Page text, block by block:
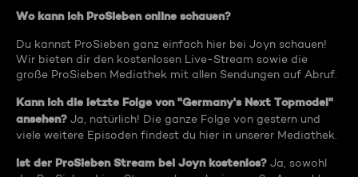
Wo kann ich ProSieben online schauen?
Du kannst ProSieben ganz einfach hier bei Joyn schauen!
Wir bieten dir den kostenlosen Live-Stream sowie die
große ProSieben Mediathek mit allen Sendungen auf Abruf.
Kann ich die letzte Folge von "Germany's Next Topmodel"
ansehen? Ja, natürlich! Die ganze Folge von gestern und
viele weitere Episoden findest du hier in unserer Mediathek.
Ist der ProSieben Stream bei Joyn kostenlos? Ja, sowohl